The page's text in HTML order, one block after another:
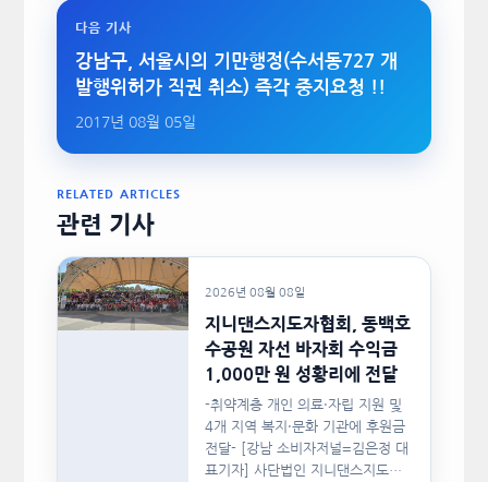
다음 기사
강남구, 서울시의 기만행정(수서동727 개
발행위허가 직권 취소) 즉각 중지요청 !!
2017년 08월 05일
RELATED ARTICLES
관련 기사
2026년 08월 08일
지니댄스지도자협회, 동백호
수공원 자선 바자회 수익금
1,000만 원 성황리에 전달
-취약계층 개인 의료·자립 지원 및
4개 지역 복지·문화 기관에 후원금
전달- [강남 소비자저널=김은정 대
표기자] 사단법인 지니댄스지도자